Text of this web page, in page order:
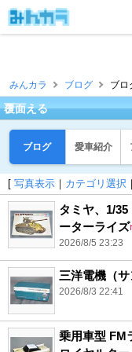
みんカラ ブログ ブロ
覆面える
ブログ 愛車紹介
[ 写真表示 ｜ カテゴリ選択 ｜
タミヤ、1/
ーターライズ
2026/8/5 23:23
三洋電機（
2026/8/3 22:41
乗用車型 FM